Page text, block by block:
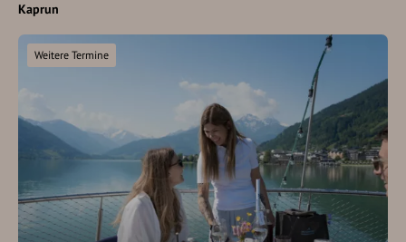
Kaprun
Weitere Termine